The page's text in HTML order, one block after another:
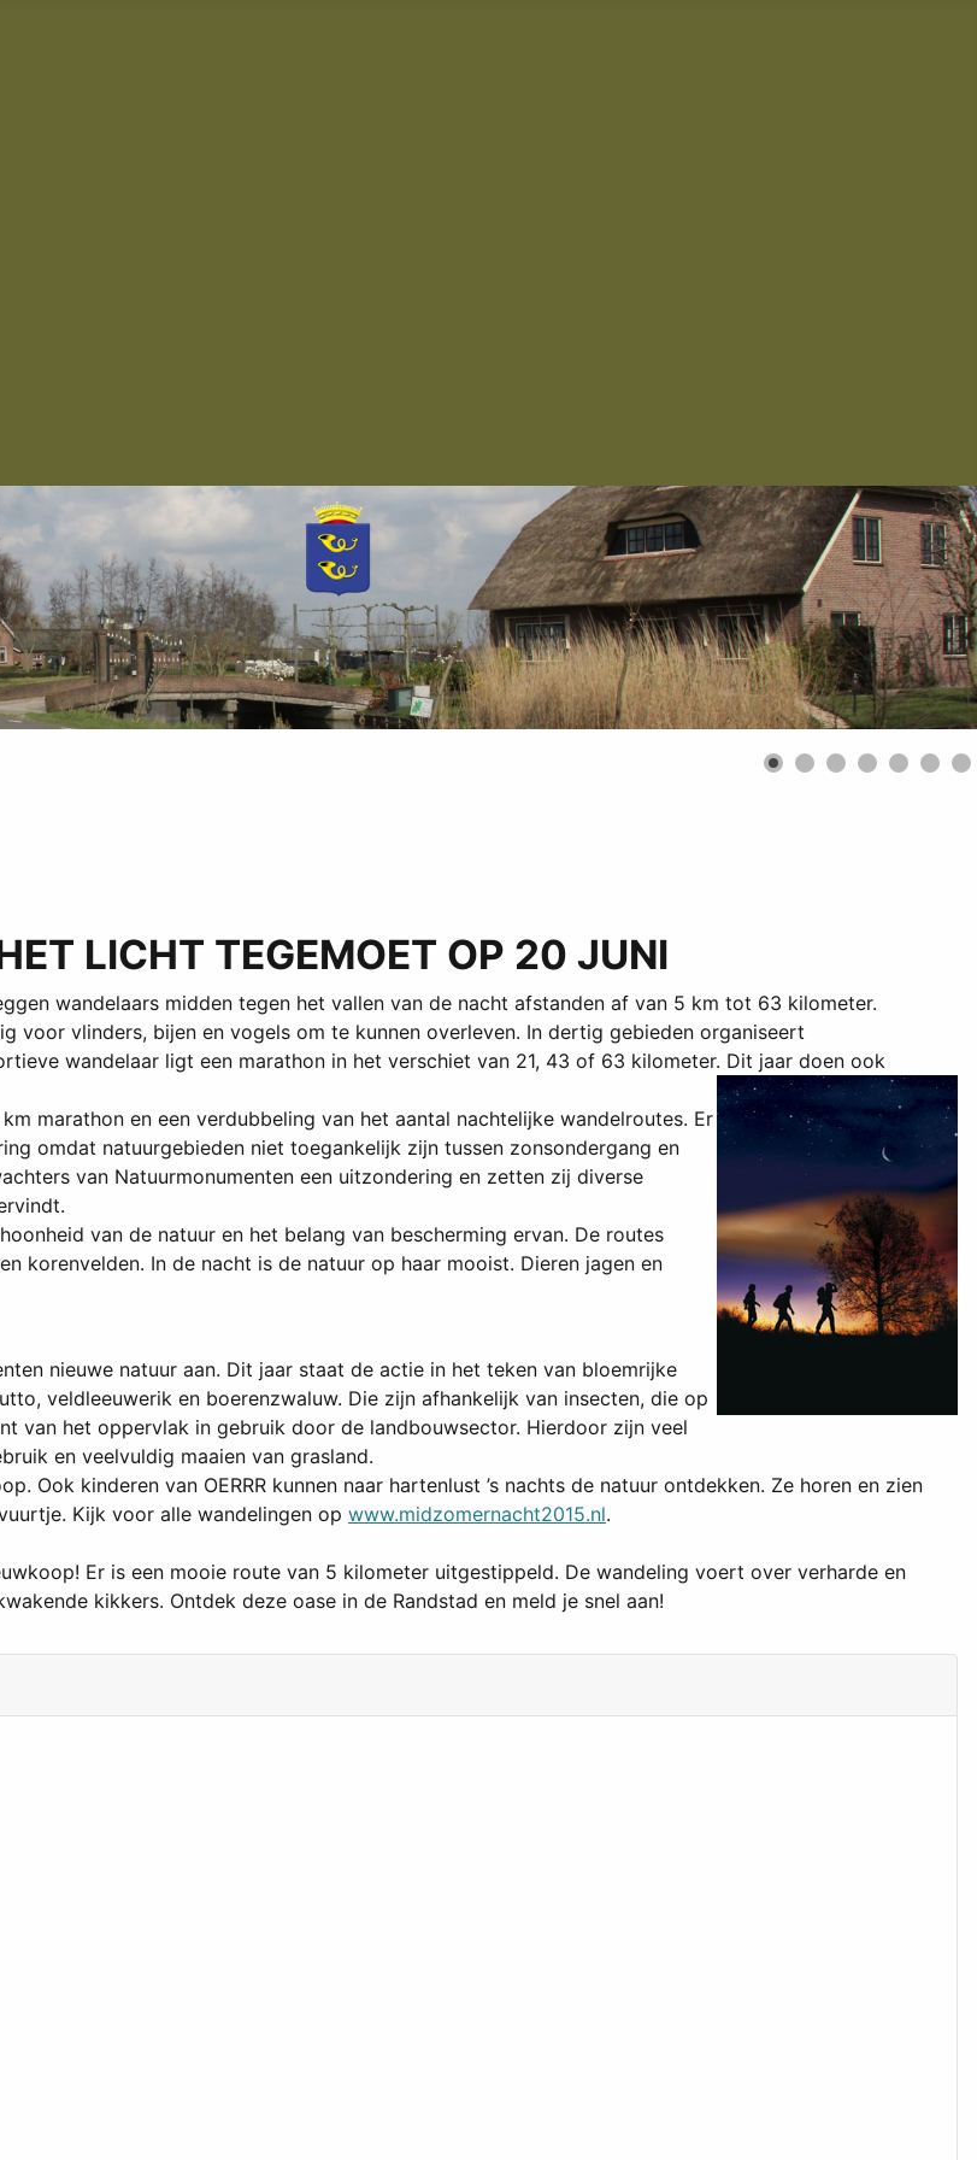
LICHT TEGEMOET OP 20 JUNI
wandelaars midden tegen het vallen van de nacht afstanden af van 5 km tot 63 kilometer.
voor vlinders, bijen en vogels om te kunnen overleven. In dertig gebieden organiseert
wandelaar ligt een marathon in het verschiet van 21, 43 of 63 kilometer. Dit jaar doen ook
marathon en een verdubbeling van het aantal nachtelijke wandelroutes. Er
omdat natuurgebieden niet toegankelijk zijn tussen zonsondergang en
van Natuurmonumenten een uitzondering en zetten zij diverse
van de natuur en het belang van bescherming ervan. De routes
korenvelden. In de nacht is de natuur op haar mooist. Dieren jagen en
nieuwe natuur aan. Dit jaar staat de actie in het teken van bloemrijke
veldleeuwerik en boerenzwaluw. Die zijn afhankelijk van insecten, die op
van het oppervlak in gebruik door de landbouwsector. Hierdoor zijn veel
en veelvuldig maaien van grasland.
Ook kinderen van OERRR kunnen naar hartenlust ’s nachts de natuur ontdekken. Ze horen en zien
Kijk voor alle wandelingen op www.midzomernacht2015.nl.
Er is een mooie route van 5 kilometer uitgestippeld. De wandeling voert over verharde en
kikkers. Ontdek deze oase in de Randstad en meld je snel aan!